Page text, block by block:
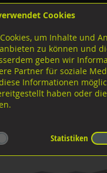
30
FB
IG
Downloads
Kunststoff-Unterlegplatten
Cookies
um Inhalte und
zu können und
geben wir
Partner für soziale
Informationen
haben oder
Statistiken